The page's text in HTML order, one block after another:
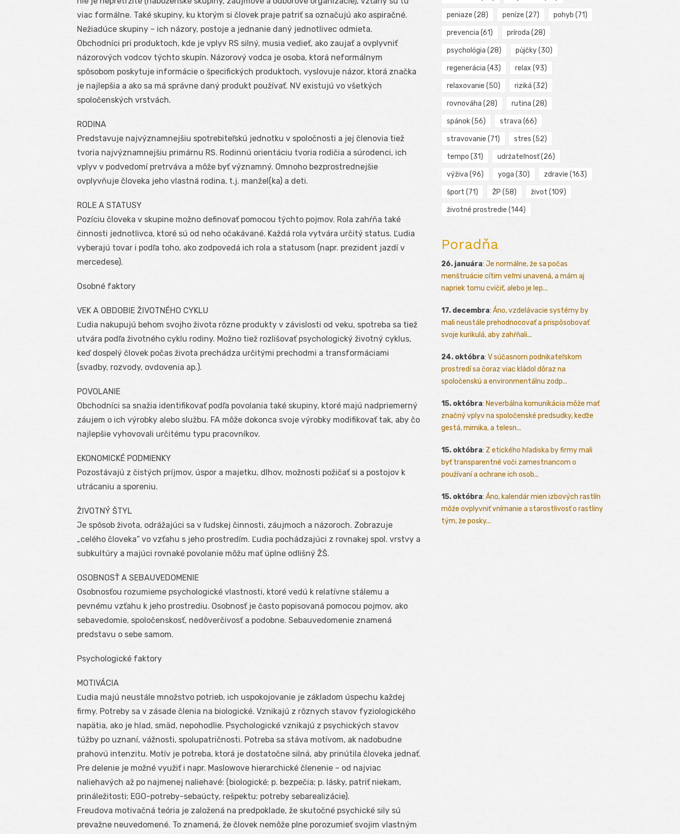
viac formálne. Také skupiny, ku ktorým si človek praje patriť sa označujú ako aspiračné.
Nežiadúce skupiny – ich názory, postoje a jednanie daný jednotlivec odmieta.
Obchodníci pri produktoch, kde je vplyv RS silný, musia vedieť, ako zaujať a ovplyvniť
názorových vodcov týchto skupín. Názorový vodca je osoba, ktorá neformálnym
spôsobom poskytuje informácie o špecifických produktoch, vyslovuje názor, ktorá značka
je najlepšia a ako sa má správne daný produkt používať. NV existujú vo všetkých
spoločenských vrstvách.
RODINA
Predstavuje najvýznamnejšiu spotrebiteľskú jednotku v spoločnosti a jej členovia tiež
tvoria najvýznamnejšiu primárnu RS. Rodinnú orientáciu tvoria rodičia a súrodenci, ich
vplyv v podvedomí pretrváva a môže byť významný. Omnoho bezprostrednejšie
ovplyvňuje človeka jeho vlastná rodina, t.j. manžel(ka) a deti.
ROLE A STATUSY
Pozíciu človeka v skupine možno definovať pomocou týchto pojmov. Rola zahŕňa také
činnosti jednotlivca, ktoré sú od neho očakávané. Každá rola vytvára určitý status. Ľudia
vyberajú tovar i podľa toho, ako zodpovedá ich rola a statusom (napr. prezident jazdí v
mercedese).
Osobné faktory
VEK A OBDOBIE ŽIVOTNÉHO CYKLU
Ľudia nakupujú behom svojho života rôzne produkty v závislosti od veku, spotreba sa tiež
utvára podľa životného cyklu rodiny. Možno tiež rozlišovať psychologický životný cyklus,
keď dospelý človek počas života prechádza určitými prechodmi a transformáciami
(svadby, rozvody, ovdovenia ap.).
POVOLANIE
Obchodníci sa snažia identifikovať podľa povolania také skupiny, ktoré majú nadpriemerný
záujem o ich výrobky alebo službu. FA môže dokonca svoje výrobky modifikovať tak, aby čo
najlepšie vyhovovali určitému typu pracovníkov.
EKONOMICKÉ PODMIENKY
Pozostávajú z čistých príjmov, úspor a majetku, dlhov, možnosti požičať si a postojov k
utrácaniu a sporeniu.
ŽIVOTNÝ ŠTYL
Je spôsob života, odrážajúci sa v ľudskej činnosti, záujmoch a názoroch. Zobrazuje
„celého človeka“ vo vzťahu s jeho prostredím. Ľudia pochádzajúci z rovnakej spol. vrstvy a
subkultúry a majúci rovnaké povolanie môžu mať úplne odlišný ŽŠ.
OSOBNOSŤ A SEBAUVEDOMENIE
Osobnosťou rozumieme psychologické vlastnosti, ktoré vedú k relatívne stálemu a
pevnému vzťahu k jeho prostrediu. Osobnosť je často popisovaná pomocou pojmov, ako
sebavedomie, spoločenskosť, nedôverčivosť a podobne. Sebauvedomenie znamená
predstavu o sebe samom.
Psychologické faktory
MOTIVÁCIA
Ľudia majú neustále množstvo potrieb, ich uspokojovanie je základom úspechu každej
firmy. Potreby sa v zásade členia na biologické. Vznikajú z rôznych stavov fyziologického
napätia, ako je hlad, smäd, nepohodlie. Psychologické vznikajú z psychických stavov
túžby po uznaní, vážnosti, spolupatričnosti. Potreba sa stáva motívom, ak nadobudne
prahovú intenzitu. Motív je potreba, ktorá je dostatočne silná, aby prinútila človeka jednať.
Pre delenie je možné využiť i napr. Maslowove hierarchické členenie – od najviac
naliehavých až po najmenej naliehavé: (biologické; p. bezpečia; p. lásky, patriť niekam,
prináležitosti; EGO-potreby-sebaúcty, rešpektu; potreby sebarealizácie).
Freudova motivačná teória je založená na predpoklade, že skutočné psychické sily sú
prevažne neuvedomené. To znamená, že človek nemôže plne porozumieť svojim vlastným
peniaze (28) peníze (27) pohyb (71)
prevencia (61) príroda (28)
psychológia (28) půjčky(30)
regenerácia (43) relax (93)
relaxovanie (50) riziká (32)
rovnováha (28) rutina (28)
spánok(56) strava (66)
stravovanie (71) stres (52)
tempo (31) udržateľnosť(26)
výživa (96) yoga (30) zdravie (163)
šport (71) ŽP (58) život (109)
životné prostredie (144)
Poradňa
26. januára: Je normálne, že sa počas
menštruácie cítim veľmi unavená, a mám aj
napriek tomu cvičiť, alebo je lep...
17. decembra: Áno, vzdelávacie systémy by
mali neustále prehodnocovať a prispôsobovať
svoje kurikulá, aby zahŕňali...
24. októbra: V súčasnom podnikateľskom
prostredí sa čoraz viac kládol dôraz na
spoločenskú a environmentálnu zodp...
15. októbra: Neverbálna komunikácia môže mať
značný vplyv na spoločenské predsudky, keďže
gestá, mimika, a telesn...
15. októbra: Z etického hľadiska by firmy mali
byť transparentné voči zamestnancom o
používaní a ochrane ich osob...
15. októbra: Áno, kalendár mien izbových rastlín
môže ovplyvniť vnímanie a starostlivosť o rastliny
tým, že posky...